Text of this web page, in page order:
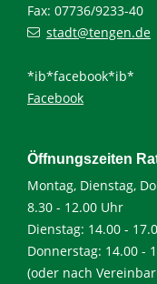
Fax: 07736/9233-40
stadt@tengen.de
*ib*facebook*ib*
Facebook
Öffnungszeiten
Montag, Dienstag,
8.30 - 12.00 Uhr
Dienstag: 14.00 -
Donnerstag: 14.00 -
(oder nach